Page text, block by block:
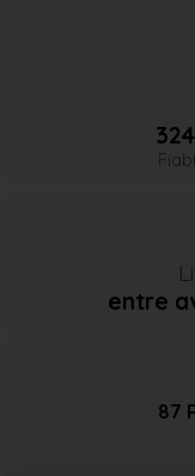
entre
87